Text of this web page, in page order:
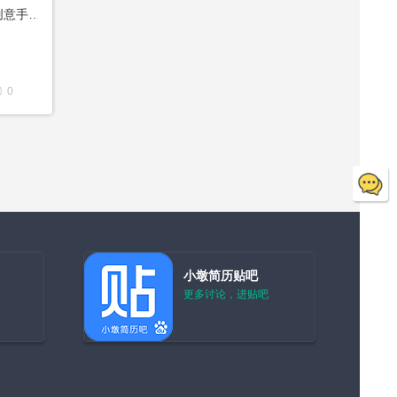
0
小墩简历贴吧
更多讨论，进贴吧